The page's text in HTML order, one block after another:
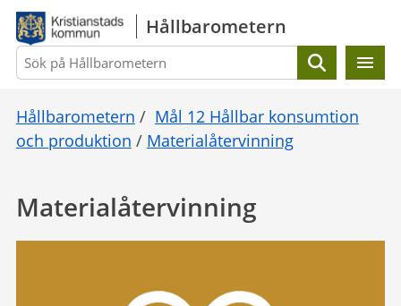
Gå direkt till sidans innehåll
Hållbarometern
Sök
Hållbarometern / Mål 12 Hållbar konsumtion
och produktion / Materialåtervinning
Materialåtervinning